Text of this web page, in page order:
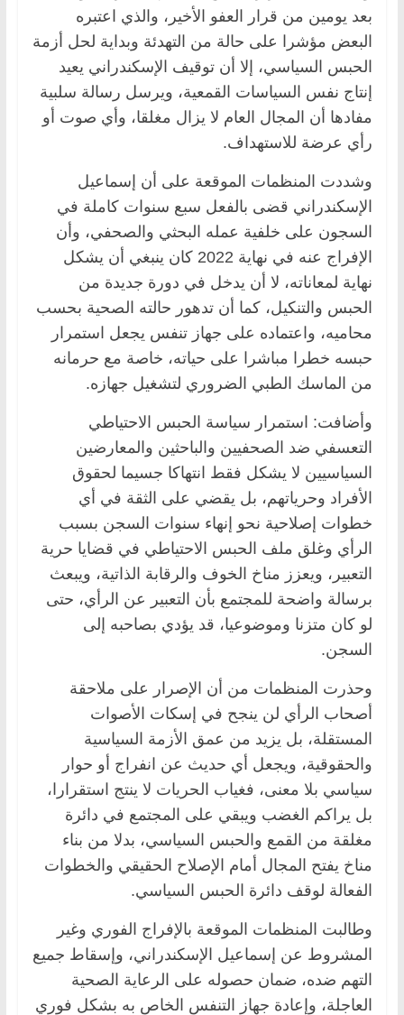
بعد يومين من قرار العفو الأخير، والذي اعتبره
البعض مؤشرا على حالة من التهدئة وبداية لحل أزمة
الحبس السياسي، إلا أن توقيف الإسكندراني يعيد
إنتاج نفس السياسات القمعية، ويرسل رسالة سلبية
مفادها أن المجال العام لا يزال مغلقا، وأي صوت أو
رأي عرضة للاستهداف.
وشددت المنظمات الموقعة على أن إسماعيل
الإسكندراني قضى بالفعل سبع سنوات كاملة في
السجون على خلفية عمله البحثي والصحفي، وأن
الإفراج عنه في نهاية 2022 كان ينبغي أن يشكل
نهاية لمعاناته، لا أن يدخل في دورة جديدة من
الحبس والتنكيل، كما أن تدهور حالته الصحية بحسب
محاميه، واعتماده على جهاز تنفس يجعل استمرار
حبسه خطرا مباشرا على حياته، خاصة مع حرمانه
من الماسك الطبي الضروري لتشغيل جهازه.
وأضافت: استمرار سياسة الحبس الاحتياطي
التعسفي ضد الصحفيين والباحثين والمعارضين
السياسيين لا يشكل فقط انتهاكا جسيما لحقوق
الأفراد وحرياتهم، بل يقضي على الثقة في أي
خطوات إصلاحية نحو إنهاء سنوات السجن بسبب
الرأي وغلق ملف الحبس الاحتياطي في قضايا حرية
التعبير، ويعزز مناخ الخوف والرقابة الذاتية، ويبعث
برسالة واضحة للمجتمع بأن التعبير عن الرأي، حتى
لو كان متزنا وموضوعيا، قد يؤدي بصاحبه إلى
السجن.
وحذرت المنظمات من أن الإصرار على ملاحقة
أصحاب الرأي لن ينجح في إسكات الأصوات
المستقلة، بل يزيد من عمق الأزمة السياسية
والحقوقية، ويجعل أي حديث عن انفراج أو حوار
سياسي بلا معنى، فغياب الحريات لا ينتج استقرارا،
بل يراكم الغضب ويبقي على المجتمع في دائرة
مغلقة من القمع والحبس السياسي، بدلا من بناء
مناخ يفتح المجال أمام الإصلاح الحقيقي والخطوات
الفعالة لوقف دائرة الحبس السياسي.
وطالبت المنظمات الموقعة بالإفراج الفوري وغير
المشروط عن إسماعيل الإسكندراني، وإسقاط جميع
التهم ضده، ضمان حصوله على الرعاية الصحية
العاجلة، وإعادة جهاز التنفس الخاص به بشكل فوري